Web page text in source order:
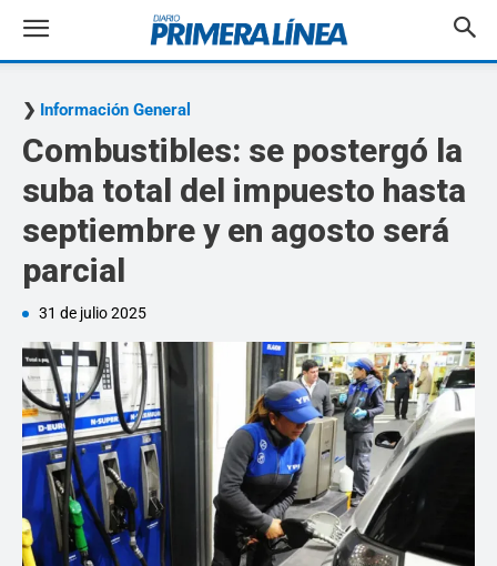
Información General
Combustibles: se postergó la
suba total del impuesto hasta
septiembre y en agosto será
parcial
31 de julio 2025